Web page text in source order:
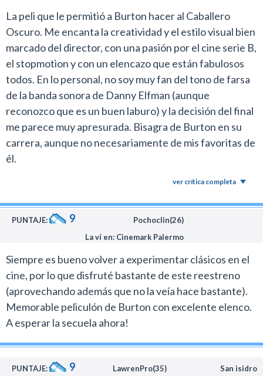
La peli que le permitió a Burton hacer al Caballero
Oscuro. Me encanta la creatividad y el estilo visual bien
marcado del director, con una pasión por el cine serie B,
el stopmotion y con un elencazo que están fabulosos
todos. En lo personal, no soy muy fan del tono de farsa
de la banda sonora de Danny Elfman (aunque
reconozco que es un buen laburo) y la decisión del final
me parece muy apresurada. Bisagra de Burton en su
carrera, aunque no necesariamente de mis favoritas de
él.
ver crítica completa
PUNTAJE: 9
Pochoclin(26)
La ví en: Cinemark Palermo
Siempre es bueno volver a experimentar clásicos en el
cine, por lo que disfruté bastante de este reestreno
(aprovechando además que no la veía hace bastante).
Memorable peliculón de Burton con excelente elenco.
A esperar la secuela ahora!
PUNTAJE: 9 LawrenPro(35)
San isidro